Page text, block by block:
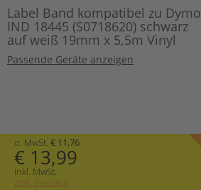
Label Band kompatibel zu Dymo
IND 18445 (S0718620) schwarz
auf weiß 19mm x 5,5m Vinyl
Passende Geräte anzeigen
o. MwSt. € 11,76
€ 13,99
inkl. MwSt.
zzgl. Versand